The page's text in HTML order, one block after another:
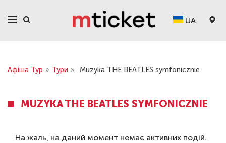
UA
Афіша Тур » Тури » Muzyka THE BEATLES symfonicznie
MUZYKA THE BEATLES SYMFONICZNIE
На жаль, на даний момент немає активних подій.